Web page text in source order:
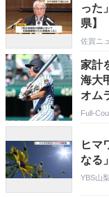
った
県】
佐賀ニ
家計
海大
オム
Full-
ヒマワ
なる
YBS山